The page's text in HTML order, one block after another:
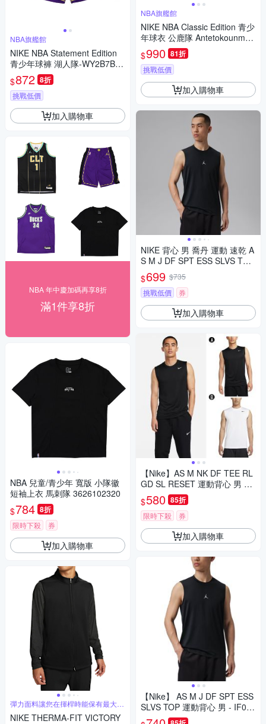
NBA旗艦館
NIKE NBA Statement Edition
青少年球褲 湖人隊-WY2B7BC
9L-LAK
$872 8折
挑戰低價
加入購物車
NBA 年中慶加碼再享8折
滿1件享8折
NBA 兒童/青少年 寬版 小隊徽
短袖上衣 馬刺隊 3626102320
$784 8折
限時下殺 券
加入購物車
彈力面料讓您在揮桿時能保有最大的
活動空間
NIKE THERMA-FIT VICTORY
NBA旗艦館
NIKE NBA Classic Edition 青少
年球衣 公鹿隊 Antetokounmpo
-WZ2B7BU7P-BCKGA
$990 81折
挑戰低價
加入購物車
NIKE 背心 男 喬丹 運動 速乾 A
S M J DF SPT ESS SLVS TOP
黑 IF0890-010
$699 $735
挑戰低價
券
加入購物車
【Nike】AS M NK DF TEE RL
GD SL RESET 運動背心 男 A-
DX0992010 B-DX0992100
$580 85折
限時下殺 券
加入購物車
【Nike】 AS M J DF SPT ESS
SLVS TOP 運動背心 男 - IF089
0010